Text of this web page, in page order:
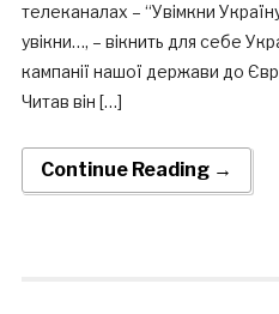
телеканалах – “Увімкни
увікни…, – вікнить для себе
кампанії нашої держави до
Читав він […]
Continue Reading →